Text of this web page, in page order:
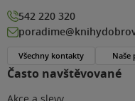
Často navštěvované
542 220 320
Všechny kontakty Naše